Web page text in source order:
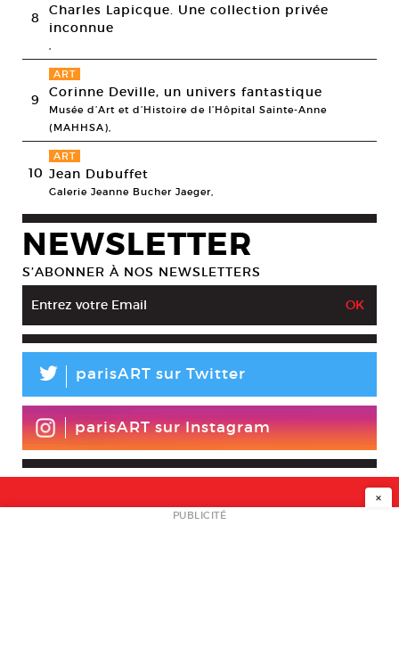
8
Charles Lapicque. Une collection privée
inconnue
,
9
ART
Corinne Deville, un univers fantastique
Musée d’Art et d’Histoire de l’Hôpital Sainte-Anne
(MAHHSA),
10
ART
Jean Dubuffet
Galerie Jeanne Bucher Jaeger,
NEWSLETTER
S’ABONNER À NOS NEWSLETTERS
L parisART sur Twitter
parisART sur Instagram
NEWSLETTER
×
PUBLICITÉ